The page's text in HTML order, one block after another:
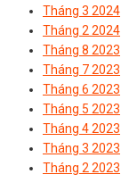
Tháng 3 2024
Tháng 2 2024
Tháng 8 2023
Tháng 7 2023
Tháng 6 2023
Tháng 5 2023
Tháng 4 2023
Tháng 3 2023
Tháng 2 2023